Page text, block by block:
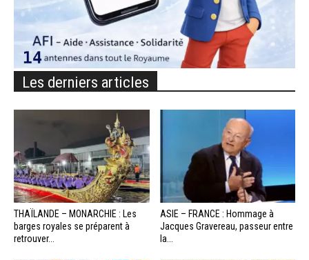
Les derniers articles
THAÏLANDE – MONARCHIE : Les
barges royales se préparent à
retrouver...
ASIE – FRANCE : Hommage à
Jacques Gravereau, passeur entre
la...